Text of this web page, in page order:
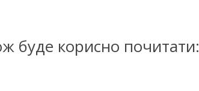
буде корисно почитати: